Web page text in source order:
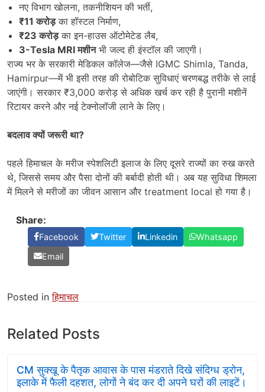
नए विभाग खोलना, तकनीशियन की भर्ती,
₹11करोड़का हॉस्टल निर्माण,
₹23करोड़का इन-हाउस ऑटोमेटेड लैब,
3-Tesla MRIमशीनभी जल्द ही इंस्टॉल की जाएगी।
राज्य भर के सरकारी मेडिकल कॉलेज—जैसे IGMC Shimla, Tanda,
Hamirpur—में भी इसी तरह की रोबोटिक सुविधाएं चरणबद्ध तरीके से लाई
जाएंगी। सरकार ₹3,000 करोड़ से अधिक खर्च कर रही है पुरानी मशीनें
रिटायर करने और नई टेक्नोलॉजी लाने के लिए।
बदलाव क्यों जरूरी था?
पहले हिमाचल के मरीज स्पेशलिटी इलाज के लिए दूसरे राज्यों का रुख करते
थे, जिससे समय और पैसा दोनों की बर्बादी होती थी। अब यह सुविधा शिमला
में मिलने से मरीजों का जीवन आसान और treatment local हो गया है।
Share:
Facebook Twitter Linkedin
Whatsapp
Email
Posted inहिमाचल
Related Posts
CM सुक्खू के पैतृक आवास के पास मंडराते दिखे संदिग्ध ड्रोन,
इलाके में फैली दहशत, लोगों ने बंद कर दी अपने घरों की लाइटें।